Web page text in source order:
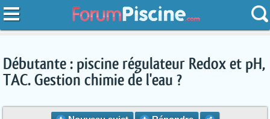
Débutante : piscine régulateur Redox et pH,
TAC. Gestion chimie de l'eau ?